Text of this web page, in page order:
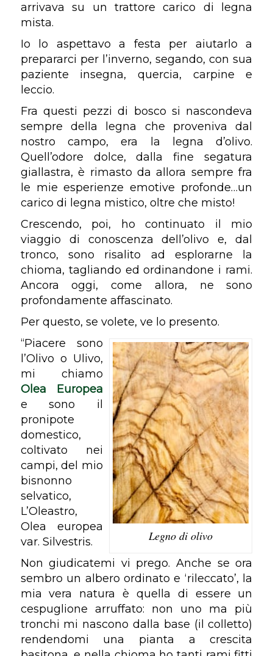
arrivava su un trattore carico di legna
mista.
Io lo aspettavo a festa per aiutarlo a
prepararci per l’inverno, segando, con sua
paziente insegna, quercia, carpine e
leccio.
Fra questi pezzi di bosco si nascondeva
sempre della legna che proveniva dal
nostro campo, era la legna d’olivo.
Quell’odore dolce, dalla fine segatura
giallastra, è rimasto da allora sempre fra
le mie esperienze emotive profonde…un
carico di legna mistico, oltre che misto!
Crescendo, poi, ho continuato il mio
viaggio di conoscenza dell’olivo e, dal
tronco, sono risalito ad esplorarne la
chioma, tagliando ed ordinandone i rami.
Ancora oggi, come allora, ne sono
profondamente affascinato.
Per questo, se volete, ve lo presento.
Legno di olivo
“Piacere sono
l’Olivo o Ulivo,
mi chiamo
Olea Europea
e sono il
pronipote
domestico,
coltivato nei
campi, del mio
bisnonno
selvatico,
L’Oleastro,
Olea europea
var. Silvestris.
Non giudicatemi vi prego. Anche se ora
sembro un albero ordinato e ‘rileccato’, la
mia vera natura è quella di essere un
cespuglione arruffato: non uno ma più
tronchi mi nascono dalla base (il colletto)
rendendomi una pianta a crescita